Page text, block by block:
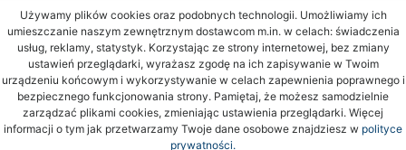
Używamy plików cookies oraz podobnych technologii. Umożliwiamy ich
umieszczanie naszym zewnętrznym dostawcom m.in. w celach: świadczenia
usług, reklamy, statystyk. Korzystając ze strony internetowej, bez zmiany
ustawień przeglądarki, wyrażasz zgodę na ich zapisywanie w Twoim
urządzeniu końcowym i wykorzystywanie w celach zapewnienia poprawnego i
bezpiecznego funkcjonowania strony. Pamiętaj, że możesz samodzielnie
zarządzać plikami cookies, zmieniając ustawienia przeglądarki. Więcej
informacji o tym jak przetwarzamy Twoje dane osobowe znajdziesz w polityce
prywatności.